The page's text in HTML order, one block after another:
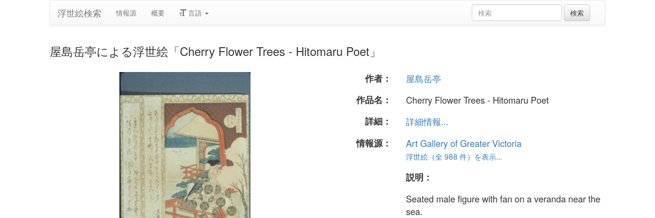
浮世絵検索 情報源 概要 言語
屋島岳亭による浮世絵「Cherry Flower Trees - Hitomaru Poet」
作者：
屋島岳亭
作品名：
Cherry Flower Trees - Hitomaru Poet
詳細：
詳細情報...
情報源：
Art Gallery of Greater Victoria
浮世絵（全 988 件）を表示...
説明：
Seated male figure with fan on a veranda near the
sea.